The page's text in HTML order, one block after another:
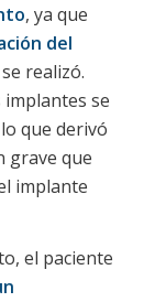
, ya que
del
realizó.
implantes se
que derivó
grave que
implante
el paciente